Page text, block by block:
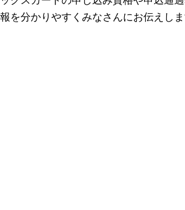
報を分かりやすくみなさんにお伝えしま